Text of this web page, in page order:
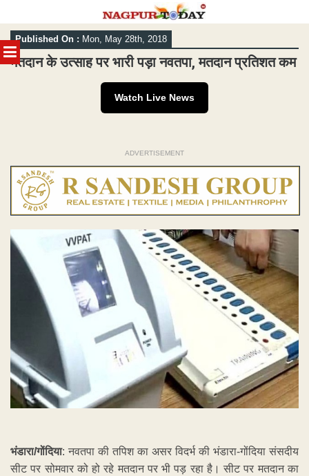
MENU
Skip
to
content
Published On : Mon, May 28th, 2018
मतदान के उत्साह पर भारी पड़ा नवतपा, मतदान प्रतिशत कम
Watch Live News
ADVERTISEMENT
भंडारा/गोंदिया: नवतपा की तपिश का असर विदर्भ की भंडारा-गोंदिया संसदीय
सीट पर सोमवार को हो रहे मतदान पर भी पड़ रहा है। सीट पर मतदान का